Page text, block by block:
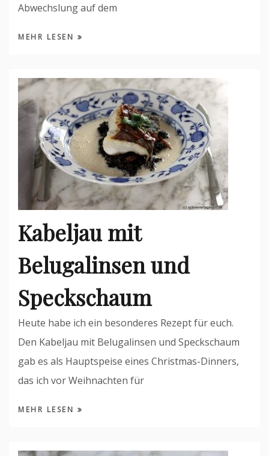
Abwechslung auf dem
MEHR LESEN
Kabeljau mit
Belugalinsen und
Speckschaum
Heute habe ich ein besonderes Rezept für euch.
Den Kabeljau mit Belugalinsen und Speckschaum
gab es als Hauptspeise eines Christmas-Dinners,
das ich vor Weihnachten für
MEHR LESEN